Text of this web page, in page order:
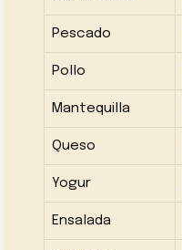
Pescado
Pollo
Mantequilla
Queso
Yogur
Ensalada